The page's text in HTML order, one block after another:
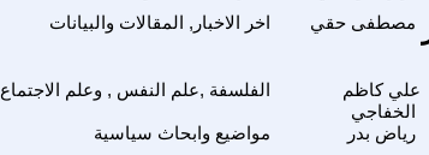
اخر الاخبار, المقالات والبيانات
مصطفى حقي
الفلسفة ,علم النفس , وعلم الاجتماع
علي كاظم
الخفاجي
مواضيع وابحاث سياسية رياض بدر